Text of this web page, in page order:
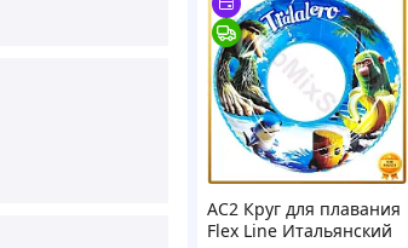
AC2 Круг для плавания
Flex Line Итальянский